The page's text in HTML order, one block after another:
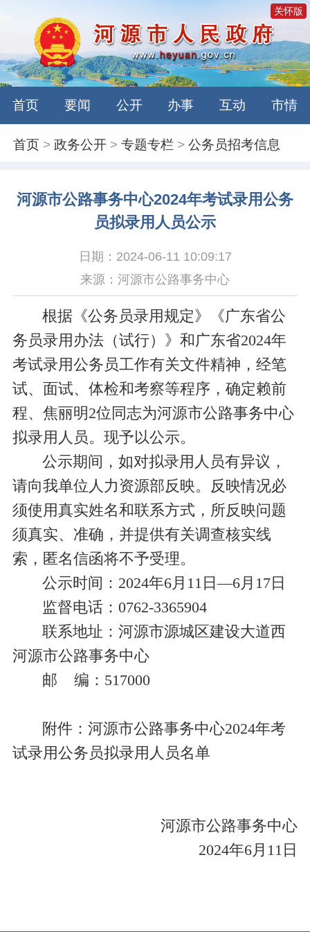
关怀版
首页 要闻 公开 办事 互动 市情
首页 >政务公开 >专题专栏 >公务员招考信息
河源市公路事务中心2024年考试录用公务
员拟录用人员公示
日期：2024-06-11 10:09:17
来源：河源市公路事务中心
根据《公务员录用规定》《广东省公
务员录用办法（试行）》和广东省2024年
考试录用公务员工作有关文件精神，经笔
试、面试、体检和考察等程序，确定赖前
程、焦丽明2位同志为河源市公路事务中心
拟录用人员。现予以公示。
公示期间，如对拟录用人员有异议，
请向我单位人力资源部反映。反映情况必
须使用真实姓名和联系方式，所反映问题
须真实、准确，并提供有关调查核实线
索，匿名信函将不予受理。
公示时间：2024年6月 11 日—6月1 7日
监督电话：0762-3365904
联系地址：河源市源城区建设大道西
河源市公路事务中心
邮
编 ：517000
附件： 河源市公路事务中心2024年考
试录用公务员拟录用人员名单
河源市公路事务中心
2024年6月11日